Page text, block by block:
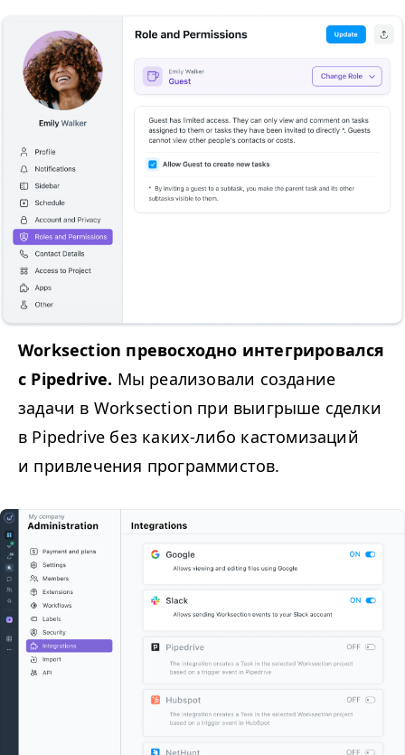
Worksection превосходно интегрировался
с Pipedrive. Мы реализовали создание
задачи в Worksection при выигрыше сделки
в Pipedrive без каких-либо кастомизаций
и привлечения программистов.